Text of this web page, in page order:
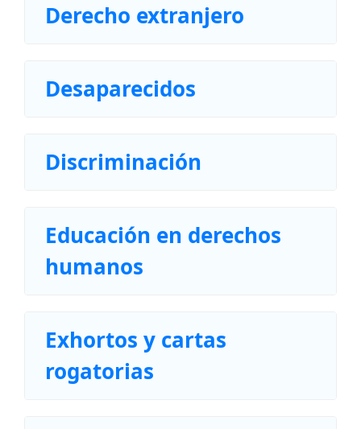
Derecho extranjero
Desaparecidos
Discriminación
Educación en derechos
humanos
Exhortos y cartas
rogatorias